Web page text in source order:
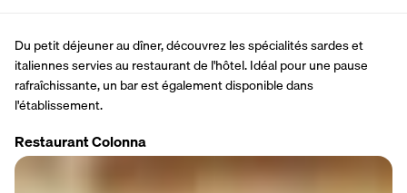
Du petit déjeuner au dîner, découvrez les spécialités sardes et
italiennes servies au restaurant de l'hôtel. Idéal pour une pause
rafraîchissante, un bar est également disponible dans
l'établissement.
Restaurant Colonna